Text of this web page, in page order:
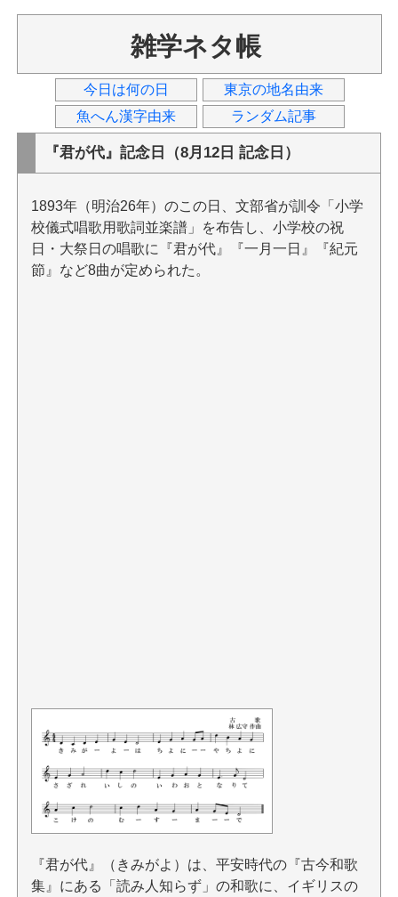
雑学ネタ帳
今日は何の日
東京の地名由来
魚へん漢字由来
ランダム記事
『君が代』記念日（8月12日 記念日）
1893年（明治26年）のこの日、文部省が訓令「小学
校儀式唱歌用歌詞並楽譜」を布告し、小学校の祝
日・大祭日の唱歌に『君が代』『一月一日』『紀元
節』など8曲が定められた。
『君が代』（きみがよ）は、平安時代の『古今和歌
集』にある「読み人知らず」の和歌に、イギリスの